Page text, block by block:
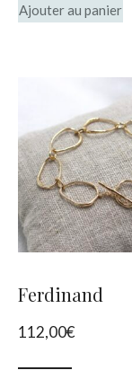
Ajouter au panier
Ferdinand
112,00€